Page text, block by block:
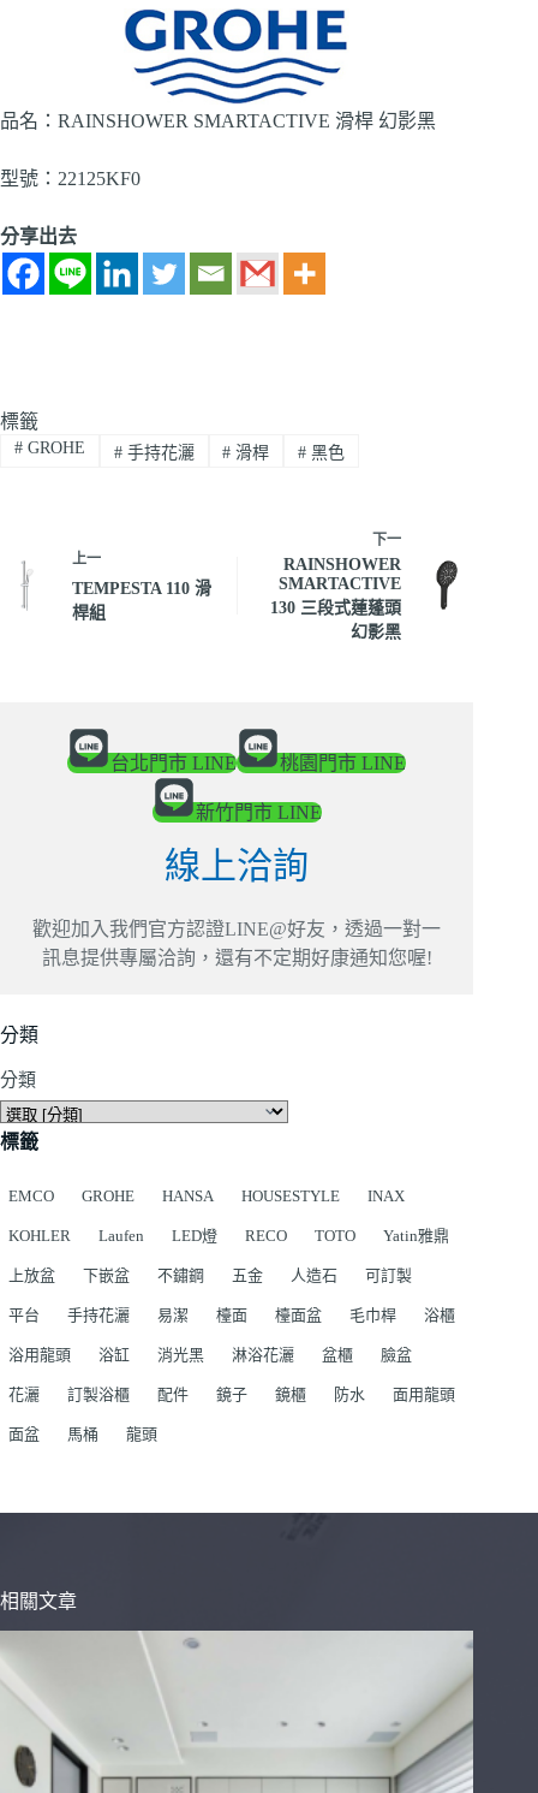
品名：RAINSHOWER SMARTACTIVE 滑桿 幻影黑
型號：22125KF0
分享出去
標籤
#GROHE #手持花灑 # 滑桿 # 黑色
上一
TEMPESTA 110 滑
桿組
下一
RAINSHOWER
SMARTACTIVE
130 三段式蓮蓬頭
幻影黑
台北門市 LINE 桃園門市 LINE
新竹門市 LINE
線上洽詢
歡迎加入我們官方認證LINE@好友，透過一對一
訊息提供專屬洽詢，還有不定期好康通知您喔!
分類
分類
標籤
EMCO GROHE HANSA HOUSESTYLE INAX
KOHLER Laufen LED燈 RECO TOTO Yatin雅鼎
上放盆 下嵌盆 不鏽鋼 五金 人造石 可訂製
平台 手持花灑 易潔 檯面 檯面盆 毛巾桿 浴櫃
浴用龍頭 浴缸 消光黑 淋浴花灑 盆櫃 臉盆
花灑 訂製浴櫃 配件 鏡子 鏡櫃 防水 面用龍頭
面盆 馬桶 龍頭
相關文章